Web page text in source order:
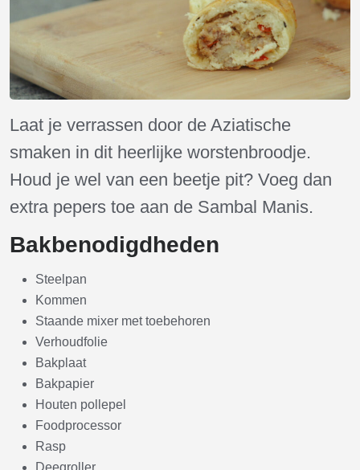
Laat je verrassen door de Aziatische
smaken in dit heerlijke worstenbroodje.
Houd je wel van een beetje pit? Voeg dan
extra pepers toe aan de Sambal Manis.
Bakbenodigdheden
Steelpan
Kommen
Staande mixer met toebehoren
Verhoudfolie
Bakplaat
Bakpapier
Houten pollepel
Foodprocessor
Rasp